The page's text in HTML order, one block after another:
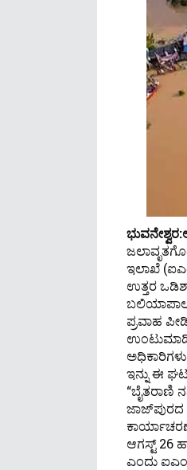
ಇಲಾಖೆ
ಉತ್ತರ
ಬಲಿಯಾಪಾಲ್,
ಪ್ರವಾಹ
ಇನ್ನು ಈ
“ಬೈತರಾಣಿ
ಜಾಜ್‌ಪುರದ
ಆಗಸ್ಟ್ 26
ಎಂದು